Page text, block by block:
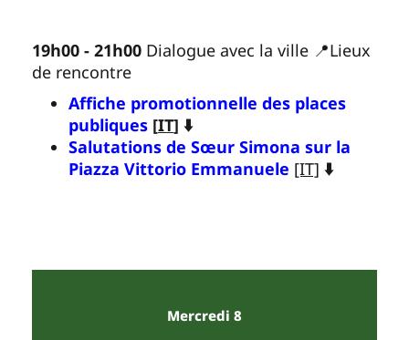
19h00 - 21h00 Dialogue avec la ville 📍Lieux
de rencontre
Affiche promotionnelle des places
publiques [IT] ⬇️
Salutations de Sœur Simona sur la
Piazza Vittorio Emmanuele [IT] ⬇️
Mercredi 8